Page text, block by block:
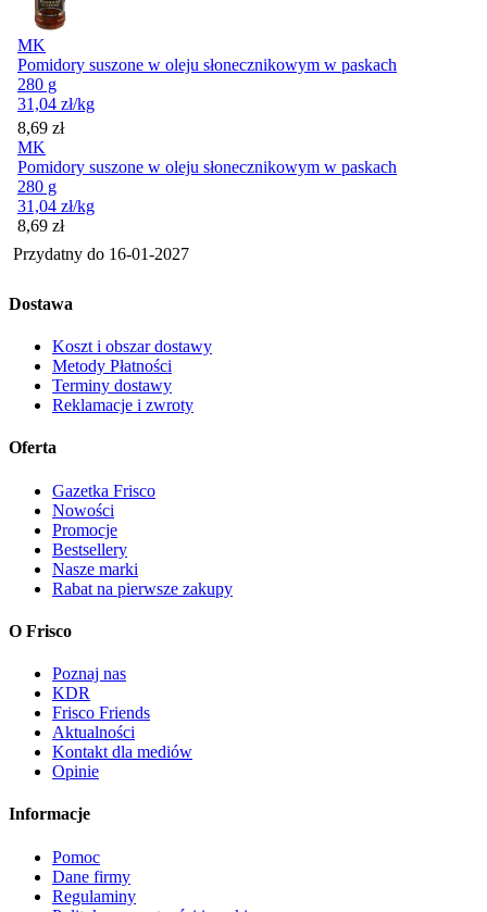
MK
Pomidory suszone w oleju słonecznikowym w paskach
280 g
31,04 zł/kg
Cena
8,69 zł
MK
Pomidory suszone w oleju słonecznikowym w paskach
280 g
31,04 zł/kg
Cena
8,69 zł
Przydatny do 16-01-2027
Dostawa
Koszt i obszar dostawy
Metody Płatności
Terminy dostawy
Reklamacje i zwroty
Oferta
Gazetka Frisco
Nowości
Promocje
Bestsellery
Nasze marki
Rabat na pierwsze zakupy
O Frisco
Poznaj nas
KDR
Frisco Friends
Aktualności
Kontakt dla mediów
Opinie
Informacje
Pomoc
Dane firmy
Regulaminy